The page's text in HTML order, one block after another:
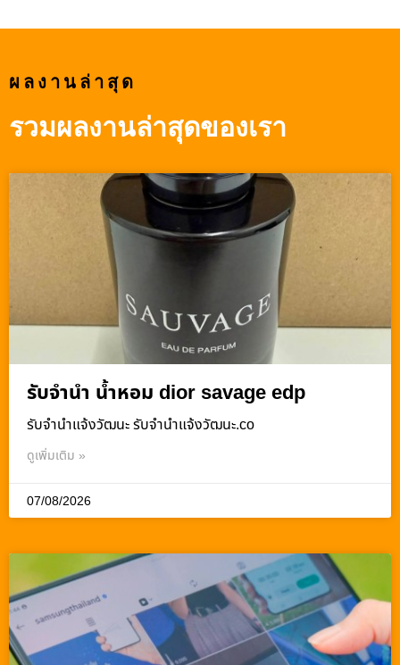
ผลงานล่าสุด
รวมผลงานล่าสุดของเรา
รับจำนำ น้ำหอม dior savage edp
รับจํานําแจ้งวัฒนะ รับจํานําแจ้งวัฒนะ.co
ดูเพิ่มเติม »
07/08/2026